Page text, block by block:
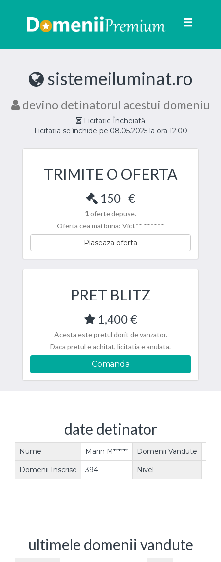
Toggle
sistemeiluminat.ro
devino detinatorul acestui domeniu
Licitație Încheiată
Licitația se închide pe 08.05.2025 la ora 12:00
TRIMITE O OFERTA
150 €
1oferte depuse.
Oferta cea mai buna: Vict** ******
Plaseaza oferta
PRET BLITZ
1,400 €
Acesta este pretul dorit de vanzator.
Daca pretul e achitat, licitatia e anulata.
Comanda
date detinator
Nume Marin M****** Domenii Vandute
Domenii Inscrise 394 Nivel
ultimele domenii vandute